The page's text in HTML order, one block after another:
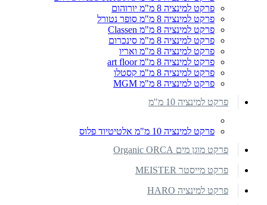
פרקט למינציה 8 מ"מ יורוהום
פרקט למינציה 8 מ"מ סופר נטורל
פרקט למינציה 8 מ"מ Classen
פרקט למינציה 8 מ"מ סינכרום
פרקט למינציה 8 מ"מ ואריו
פרקט למינציה 8 מ"מ art floor
פרקט למינציה 8 מ"מ קסטלו
פרקט למינציה 8 מ"מ MGM
פרקט למינציה 10 מ"מ
פרקט למינציה 10 מ"מ אלטיטיוד פלוס
פרקט מוגן מים Organic ORCA
פרקט מייסטר MEISTER
פרקט למינציה HARO